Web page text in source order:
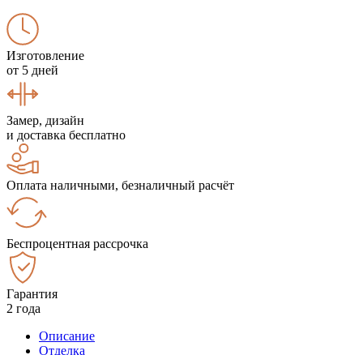
Изготовление
от 5 дней
Замер, дизайн
и доставка бесплатно
Оплата наличными, безналичный расчёт
Беспроцентная рассрочка
Гарантия
2 года
Описание
Отделка